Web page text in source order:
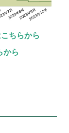
ちらから
から